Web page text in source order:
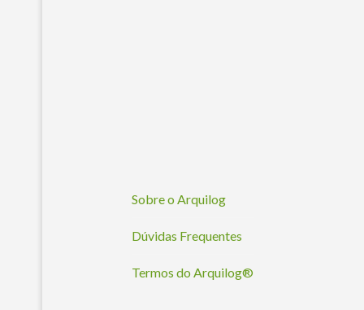
Sobre o Arquilog
Dúvidas Frequentes
Termos do Arquilog®